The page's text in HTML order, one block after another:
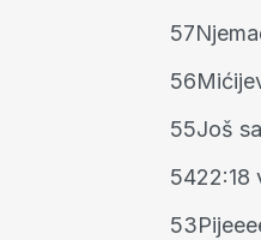
57
56
55Još
5422:18
53